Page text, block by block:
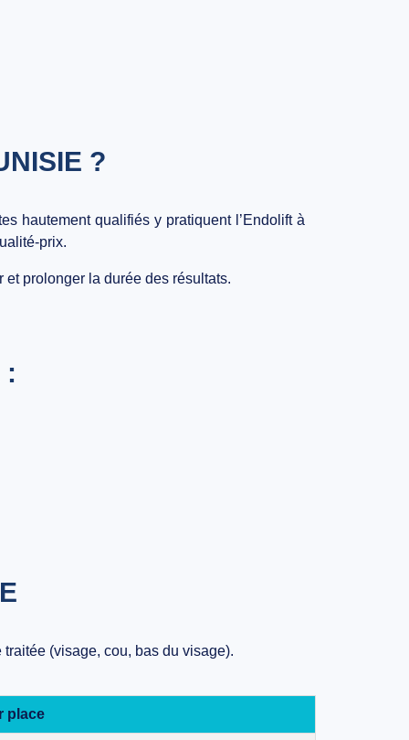
?
hautement qualifiés y pratiquent l’Endolift à
prix.
et prolonger la durée des résultats.
:
(visage, cou, bas du visage).
place